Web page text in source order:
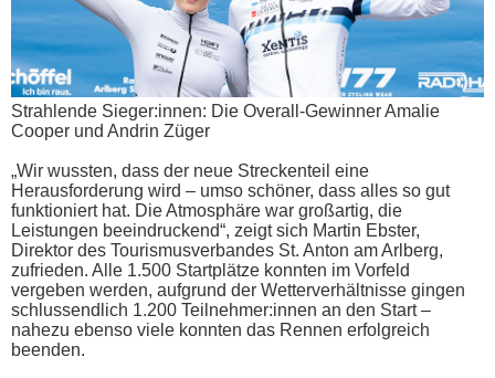
Strahlende Sieger:innen: Die Overall-Gewinner Amalie
Cooper und Andrin Züger
„Wir wussten, dass der neue Streckenteil eine
Herausforderung wird – umso schöner, dass alles so gut
funktioniert hat. Die Atmosphäre war großartig, die
Leistungen beeindruckend“, zeigt sich Martin Ebster,
Direktor des Tourismusverbandes St. Anton am Arlberg,
zufrieden. Alle 1.500 Startplätze konnten im Vorfeld
vergeben werden, aufgrund der Wetterverhältnisse gingen
schlussendlich 1.200 Teilnehmer:innen an den Start –
nahezu ebenso viele konnten das Rennen erfolgreich
beenden.